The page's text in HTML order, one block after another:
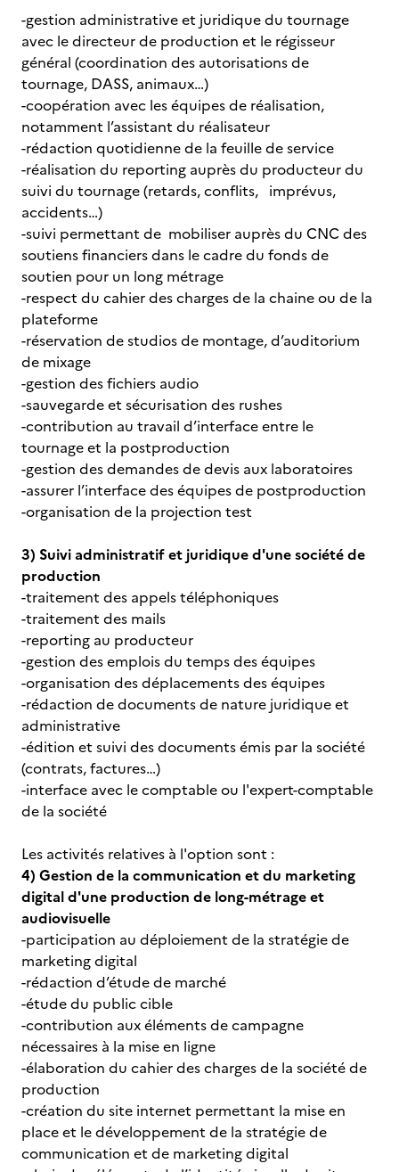
-gestion administrative et juridique du tournage
avec le directeur de production et le régisseur
général (coordination des autorisations de
tournage, DASS, animaux…)
-coopération avec les équipes de réalisation,
notamment l’assistant du réalisateur
-rédaction quotidienne de la feuille de service
-réalisation du reporting auprès du producteur du
suivi du tournage (retards, conflits, imprévus,
accidents…)
-suivi permettant de mobiliser auprès du CNC des
soutiens financiers dans le cadre du fonds de
soutien pour un long métrage
-respect du cahier des charges de la chaine ou de la
plateforme
-réservation de studios de montage, d’auditorium
de mixage
-gestion des fichiers audio
-sauvegarde et sécurisation des rushes
-contribution au travail d’interface entre le
tournage et la postproduction
-gestion des demandes de devis aux laboratoires
-assurer l’interface des équipes de postproduction
-organisation de la projection test
3) Suivi administratif et juridique d'une société de
production
-traitement des appels téléphoniques
-traitement des mails
-reporting au producteur
-gestion des emplois du temps des équipes
-organisation des déplacements des équipes
-rédaction de documents de nature juridique et
administrative
-édition et suivi des documents émis par la société
(contrats, factures…)
-interface avec le comptable ou l'expert-comptable
de la société
Les activités relatives à l'option sont :
4) Gestion de la communication et du marketing
digital d'une production de long-métrage et
audiovisuelle
-participation au déploiement de la stratégie de
marketing digital
-rédaction d’étude de marché
-étude du public cible
-contribution aux éléments de campagne
nécessaires à la mise en ligne
-élaboration du cahier des charges de la société de
production
-création du site internet permettant la mise en
place et le développement de la stratégie de
communication et de marketing digital